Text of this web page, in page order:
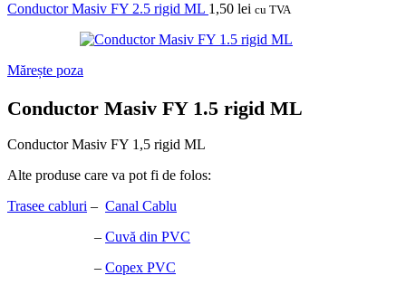
Conductor Masiv FY 2.5 rigid ML 1,50 lei cu TVA
Mărește poza
Conductor Masiv FY 1.5 rigid ML
Conductor Masiv FY 1,5 rigid ML
Alte produse care va pot fi de folos:
Trasee cabluri – Canal Cablu
– Cuvă din PVC
– Copex PVC